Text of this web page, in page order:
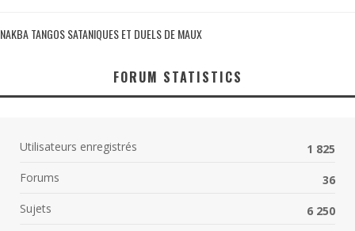
NAKBA TANGOS SATANIQUES ET DUELS DE MAUX
FORUM STATISTICS
Utilisateurs enregistrés
1 825
Forums
36
Sujets
6 250